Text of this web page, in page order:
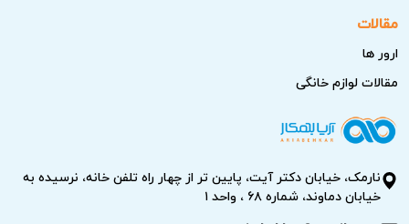
مقالات
ارور ها
مقالات لوازم خانگی
نارمک، خیابان دکتر آیت، پایین تر از چهار راه تلفن خانه، نرسیده به
خیابان دماوند، شماره ۶۸ ، واحد ۱